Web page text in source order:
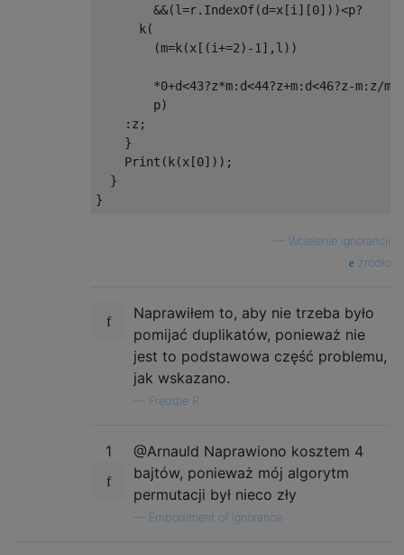
&&(l=r. IndexOf(d=x [i ][0]))<p?
      k
(
(m=k(x [(i+=2)-1 ], l ))
*0+d<43?z*m: d<44?z+m: d<46?z-m: z/m
        p
)
: z ;
}
Print ( k(x [0]));
}
}
Wcielenie ignorancji
źródło
Naprawiłem to, aby nie trzeba było
pomijać duplikatów, ponieważ nie
jest to podstawowa część problemu,
jak wskazano.
Freddie R
1
@Arnauld Naprawiono kosztem 4
bajtów, ponieważ mój algorytm
permutacji był nieco zły
Embodiment of Ignorance